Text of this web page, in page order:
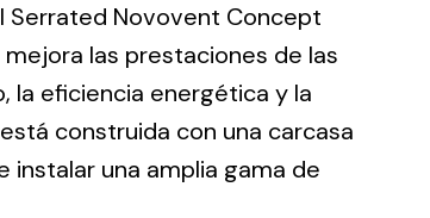
Serrated Novovent Concept
las prestaciones de las
la eficiencia energética y la
construida con una carcasa
una amplia gama de